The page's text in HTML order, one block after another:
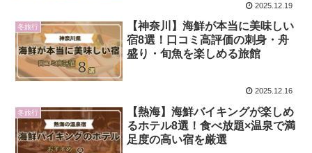
2025.12.19
冬旅行
【神奈川】海鮮が本当に美味しい
宿8選！口コミ高評価の刺身・舟
盛り・旬魚を楽しめる旅館
2025.12.16
冬旅行
【熱海】海鮮バイキングが楽しめ
るホテル8選！食べ放題×温泉で満
足度の高い宿を厳選